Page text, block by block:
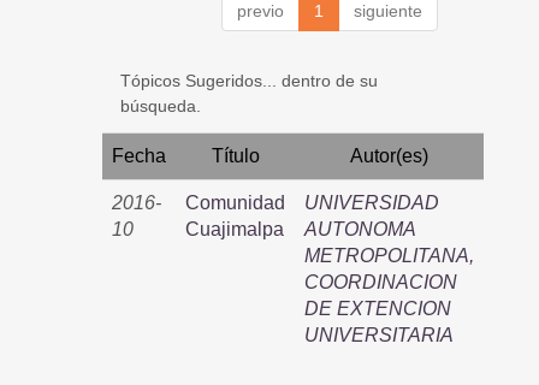
previo 1 siguiente
Tópicos Sugeridos... dentro de su
búsqueda.
Fecha Título Autor(es)
2016-
10
Comunidad
Cuajimalpa
UNIVERSIDAD
AUTONOMA
METROPOLITANA,
COORDINACION
DE EXTENCION
UNIVERSITARIA